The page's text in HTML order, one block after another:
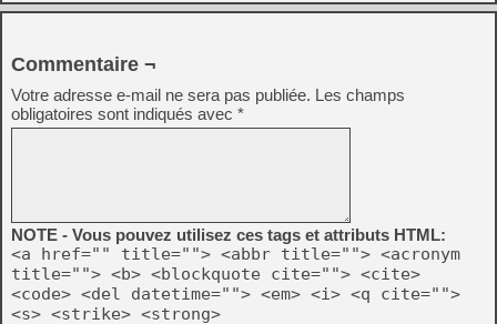
Commentaire ¬
Votre adresse e-mail ne sera pas publiée. Les champs
obligatoires sont indiqués avec *
NOTE - Vous pouvez utilisez ces tags et attributs HTML:
<a href="" title=""> <abbr title=""> <acronym
title=""> <b> <blockquote cite=""> <cite>
<code> <del datetime=""> <em> <i> <q cite="">
<s> <strike> <strong>